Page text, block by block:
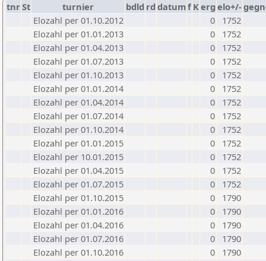
tnrSt turnier bdld rd datumf Kerg elo+/-
Elozahl per 01.10.2012
0
1752
Elozahl per 01.01.2013
0
1752
Elozahl per 01.04.2013
0
1752
Elozahl per 01.07.2013
0
1752
Elozahl per 01.10.2013
0
1752
Elozahl per 01.01.2014
0
1752
Elozahl per 01.04.2014
0
1752
Elozahl per 01.07.2014
0
1752
Elozahl per 01.10.2014
0
1752
Elozahl per 01.01.2015
0
1752
Elozahl per 10.01.2015
0
1752
Elozahl per 01.04.2015
0
1752
Elozahl per 01.07.2015
0
1752
Elozahl per 01.10.2015
0
1790
Elozahl per 01.01.2016
0
1790
Elozahl per 01.04.2016
0
1790
Elozahl per 01.07.2016
0
1790
Elozahl per 01.10.2016
0
1790